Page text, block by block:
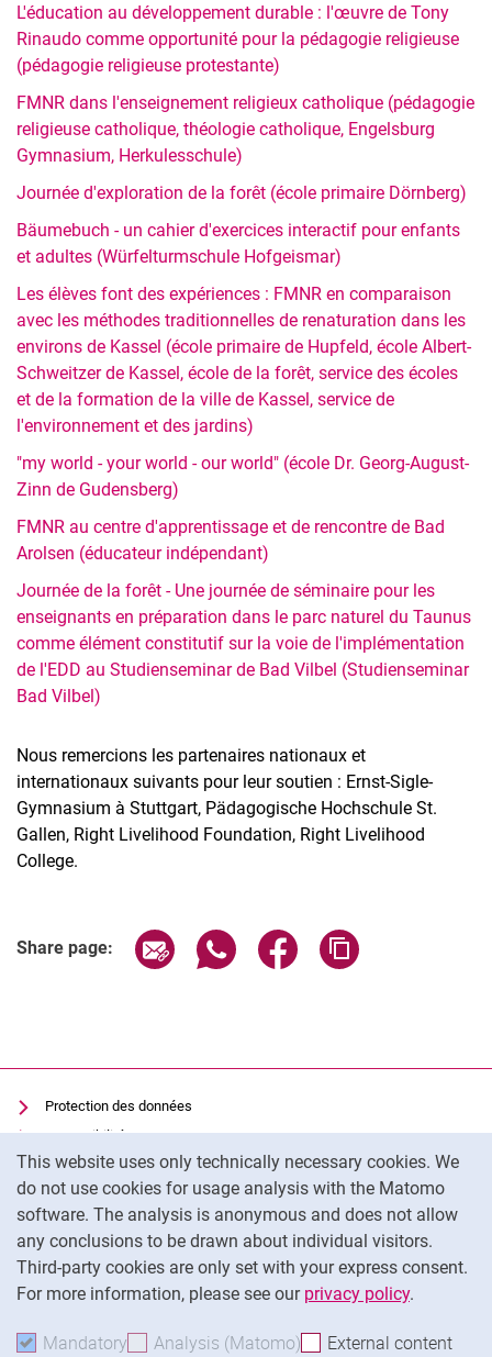
This website uses only technically necessary cookies. We
do not use cookies for usage analysis with the Matomo
software. The analysis is anonymous and does not allow
any conclusions to be drawn about individual visitors.
Third-party cookies are only set with your express consent.
For more information, please see our privacy policy.
Mandatory Accept mandatory cookies
Analysis (Matomo) Accept analysis cookies
External content
Le doctorat en alternance dans la formation des enseignants
L'éducation au développement durable : l'œuvre de Tony
Rinaudo comme opportunité pour la pédagogie religieuse
(pédagogie religieuse protestante)
FMNR dans l'enseignement religieux catholique (pédagogie
religieuse catholique, théologie catholique, Engelsburg
Gymnasium, Herkulesschule)
Journée d'exploration de la forêt (école primaire Dörnberg)
Bäumebuch - un cahier d'exercices interactif pour enfants
et adultes (Würfelturmschule Hofgeismar)
Les élèves font des expériences : FMNR en comparaison
avec les méthodes traditionnelles de renaturation dans les
environs de Kassel (école primaire de Hupfeld, école Albert-
Schweitzer de Kassel, école de la forêt, service des écoles
et de la formation de la ville de Kassel, service de
l'environnement et des jardins)
"my world - your world - our world" (école Dr. Georg-August-
Zinn de Gudensberg)
FMNR au centre d'apprentissage et de rencontre de Bad
Arolsen (éducateur indépendant)
Journée de la forêt - Une journée de séminaire pour les
enseignants en préparation dans le parc naturel du Taunus
comme élément constitutif sur la voie de l'implémentation
de l'EDD au Studienseminar de Bad Vilbel (Studienseminar
Bad Vilbel)
Nous remercions les partenaires nationaux et
internationaux suivants pour leur soutien : Ernst-Sigle-
Gymnasium à Stuttgart, Pädagogische Hochschule St.
Gallen, Right Livelihood Foundation, Right Livelihood
College.
Share page: Share page via email
Share page via WhatsApp
Share page via
Protection des données
Accessibilité
Utilisation transparente de l'IA
Mentions légales
Cookie settings